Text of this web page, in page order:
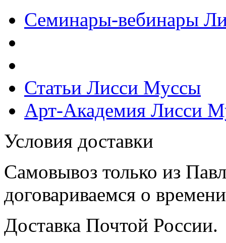
Семинары-вебинары
Статьи Лисси Муссы
Арт-Академия Лисси
Условия доставки
Самовывоз только из
договариваемся о
Доставка Почтой России.